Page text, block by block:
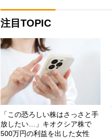
注目TOPIC
「この恐ろしい株はさっさと手
放したい…」キオクシア株で
500万円の利益を出した女性